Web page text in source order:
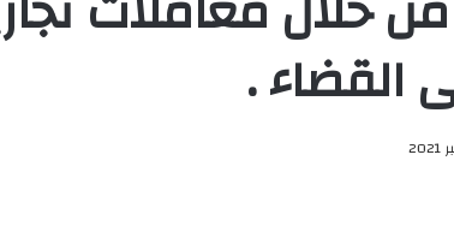
القضاء .